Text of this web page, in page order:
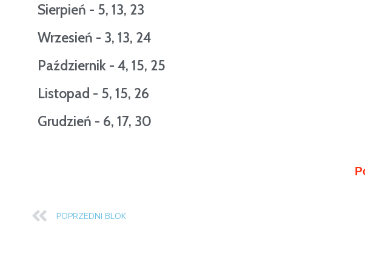
Sierpień - 5, 13, 23
Wrzesień - 3, 13, 24
Październik - 4, 15, 25
Listopad - 5, 15, 26
Grudzień - 6, 17, 30
POPRZEDNI BLOK